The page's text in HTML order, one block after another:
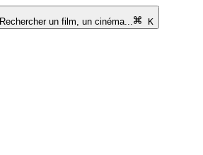
Rechercher un film, un cinéma...
K